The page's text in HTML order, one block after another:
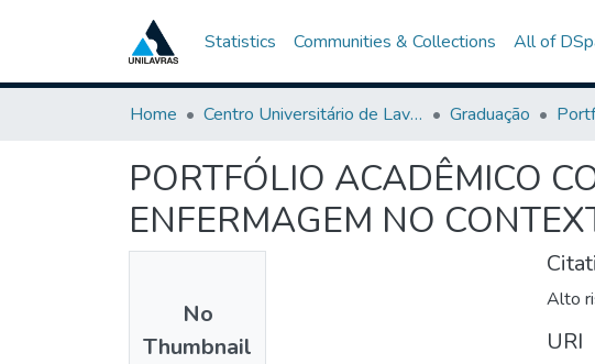
Statistics Communities & Collections All of
Home Centro Universitário de Lavras-UNILAVRAS Graduação
PORTFÓLIO ACADÊMICO
ENFERMAGEM NO
No
Thumbnail
Alto
URI